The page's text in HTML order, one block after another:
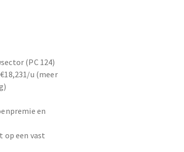
(PC 124)
u (meer
en
een vast